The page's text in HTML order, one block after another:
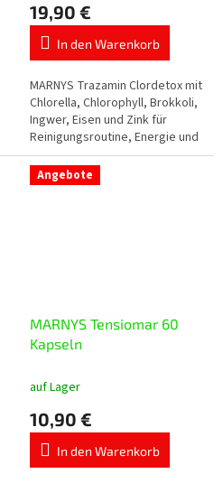
Produktbewertung
ist
5,0
5
Sternen.
19,90 €
In den Warenkorb
MARNYS Trazamin Clordetox mit
Chlorella, Chlorophyll, Brokkoli,
Ingwer, Eisen und Zink für
Reinigungsroutine, Energie und
Zeiten von Müdigkeit oder
erhöhter Belastung....
Angebote
MARNYS Tensiomar 60
Kapseln
auf Lager
10,90 €
In den Warenkorb